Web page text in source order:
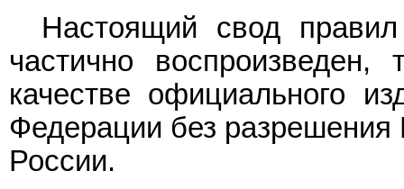
Настоящий свод
частично
качестве официального
Федерации без
России.